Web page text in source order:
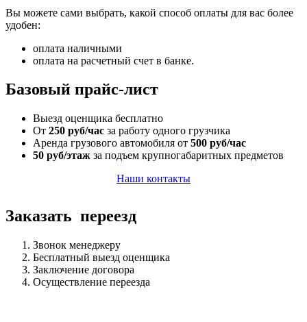
Вы можете сами выбрать, какой способ оплаты для вас более
удобен:
оплата наличными
оплата на расчетный счет в банке.
Базовый прайс-лист
Выезд оценщика бесплатно
От 250 руб/час за работу одного грузчика
Аренда грузового автомобиля от 500 руб/час
50 руб/этаж за подъем крупногабаритных предметов
Наши контакты
Заказать переезд
Звонок менеджеру
Бесплатный выезд оценщика
Заключение договора
Осуществление переезда